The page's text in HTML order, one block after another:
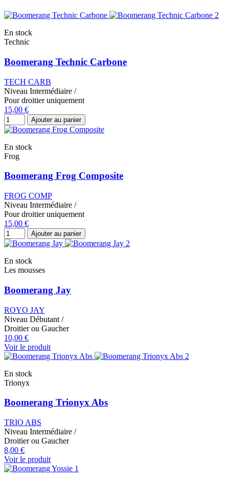
En stock
Technic
Boomerang Technic Carbone
TECH CARB
Niveau Intermédiaire /
Pour droitier uniquement
15,00 €
Ajouter au panier
En stock
Frog
Boomerang Frog Composite
FROG COMP
Niveau Intermédiaire /
Pour droitier uniquement
15,00 €
Ajouter au panier
En stock
Les mousses
Boomerang Jay
ROYO JAY
Niveau Débutant /
Droitier ou Gaucher
10,00 €
Voir le produit
En stock
Trionyx
Boomerang Trionyx Abs
TRIO ABS
Niveau Intermédiaire /
Droitier ou Gaucher
8,00 €
Voir le produit